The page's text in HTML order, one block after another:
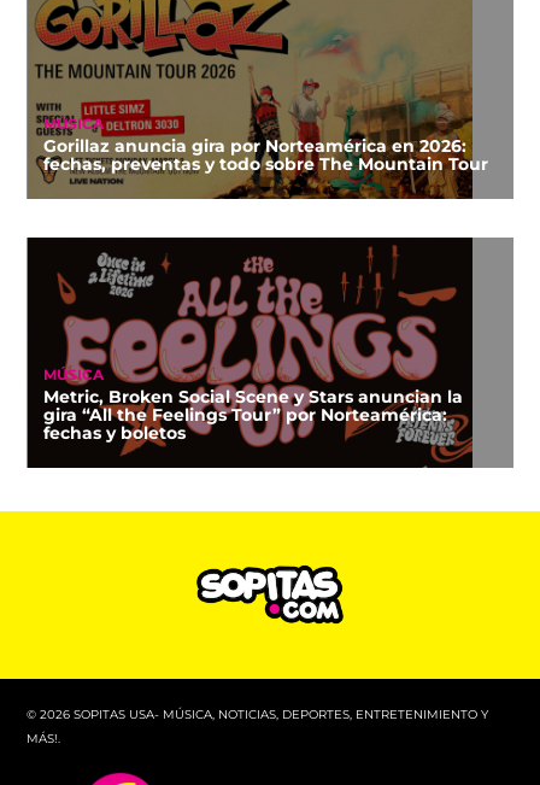
MÚSICA
Gorillaz anuncia gira por Norteamérica en 2026:
fechas, preventas y todo sobre The Mountain Tour
MÚSICA
Metric, Broken Social Scene y Stars anuncian la
gira “All the Feelings Tour” por Norteamérica:
fechas y boletos
© 2026 SOPITAS USA- MÚSICA, NOTICIAS, DEPORTES, ENTRETENIMIENTO Y
MÁS!.